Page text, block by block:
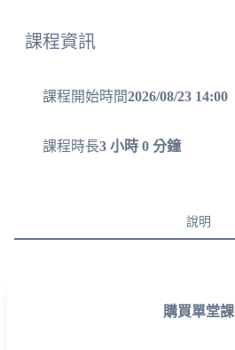
課程資訊
課程開始時間2026/08/23 14:00
課程時長3 小時 0 分鐘
說明
購買單堂課